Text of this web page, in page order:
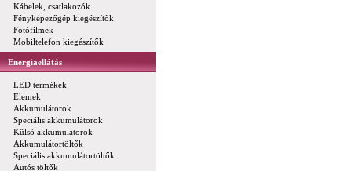
Kábelek, csatlakozók
Fényképezőgép kiegészítők
Fotófilmek
Mobiltelefon kiegészítők
Energiaellátás
LED termékek
Elemek
Akkumulátorok
Speciális akkumulátorok
Külső akkumulátorok
Akkumulátortöltők
Speciális akkumulátortöltők
Autós töltők